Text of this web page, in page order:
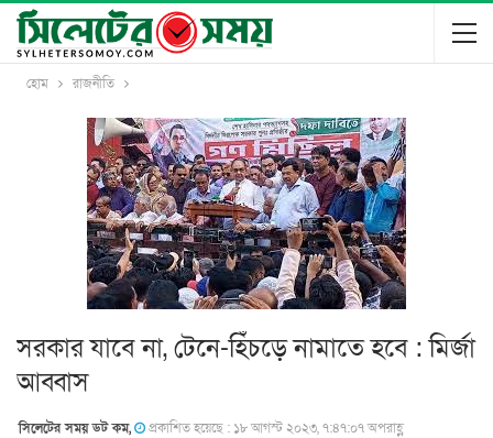
হোম রাজনীতি
সরকার যাবে না, টেনে-হিঁচড়ে নামাতে হবে : মির্জা
আব্বাস
সিলেটের সময় ডট কম, প্রকাশিত হয়েছে : ১৮ আগস্ট ২০২৩, ৭:৪৭:০৭ অপরাহ্ণ